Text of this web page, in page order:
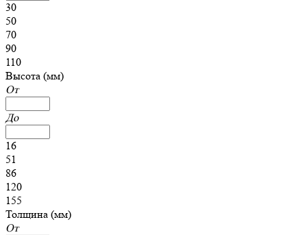
30
50
70
90
110
Высота (мм)
От
До
16
51
86
120
155
Толщина (мм)
От